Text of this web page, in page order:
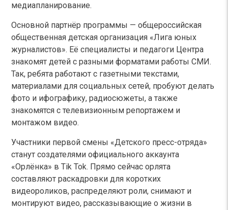
медиапланирование.
Основной партнёр программы — общероссийская
общественная детская организация «Лига юных
журналистов». Её специалисты и педагоги Центра
знакомят детей с разными форматами работы СМИ.
Так, ребята работают с газетными текстами,
материалами для социальных сетей, пробуют делать
фото и ифографику, радиосюжеты, а также
знакомятся с телевизионным репортажем и
монтажом видео.
Участники первой смены «Детского пресс-отряда»
станут создателями официального аккаунта
«Орлёнка» в Tik Tok. Прямо сейчас орлята
составляют раскадровки для коротких
видеороликов, распределяют роли, снимают и
монтируют видео, рассказывающие о жизни в